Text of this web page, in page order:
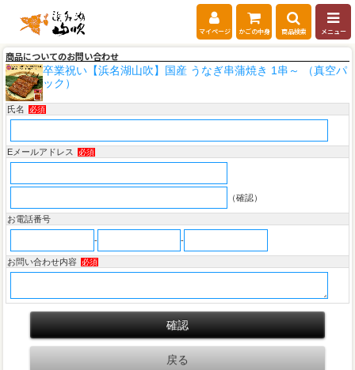
マイページ かごの中身 商品検索 メニュー
商品についてのお問い合わせ
卒業祝い【浜名湖山吹】国産 うなぎ串蒲焼き 1串～ （真空パ
ック）
氏名 必須
Eメールアドレス 必須
（確認）
お電話番号
- -
お問い合わせ内容 必須